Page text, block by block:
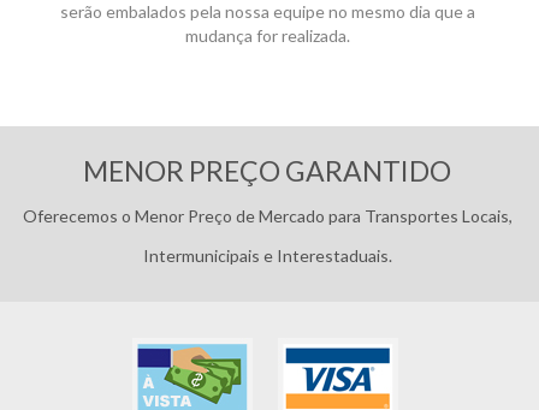
serão embalados pela nossa equipe no mesmo dia que a
mudança for realizada.
MENOR PREÇO GARANTIDO
Oferecemos o Menor Preço de Mercado para Transportes Locais,
Intermunicipais e Interestaduais.